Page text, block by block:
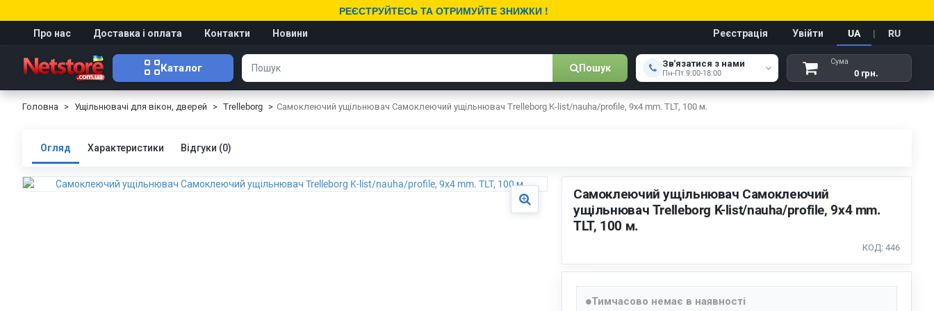
РЕЄСТРУЙТЕСЬ ТА ОТРИМУЙТЕ ЗНИЖКИ !
Про нас Доставка і оплата Контакти Новини Реєстрація Увійти UA | RU
Каталог Пошук Зв'язатися з нами
Пн-Пт 9:00-18:00
Сума
0 грн.
Головна Ущільнювачі для вікон, дверей Trelleborg Самоклеючий ущільнювач Самоклеючий ущільнювач Trelleborg K-list/nauha/profile, 9x4 mm. TLT, 100 м.
Самоклеючий ущільнювач Самоклеючий
ущільнювач Trelleborg K-list/nauha/profile, 9x4 mm.
TLT, 100 м.
КОД: 446
Тимчасово немає в наявності
Огляд Характеристики Відгуки (0)